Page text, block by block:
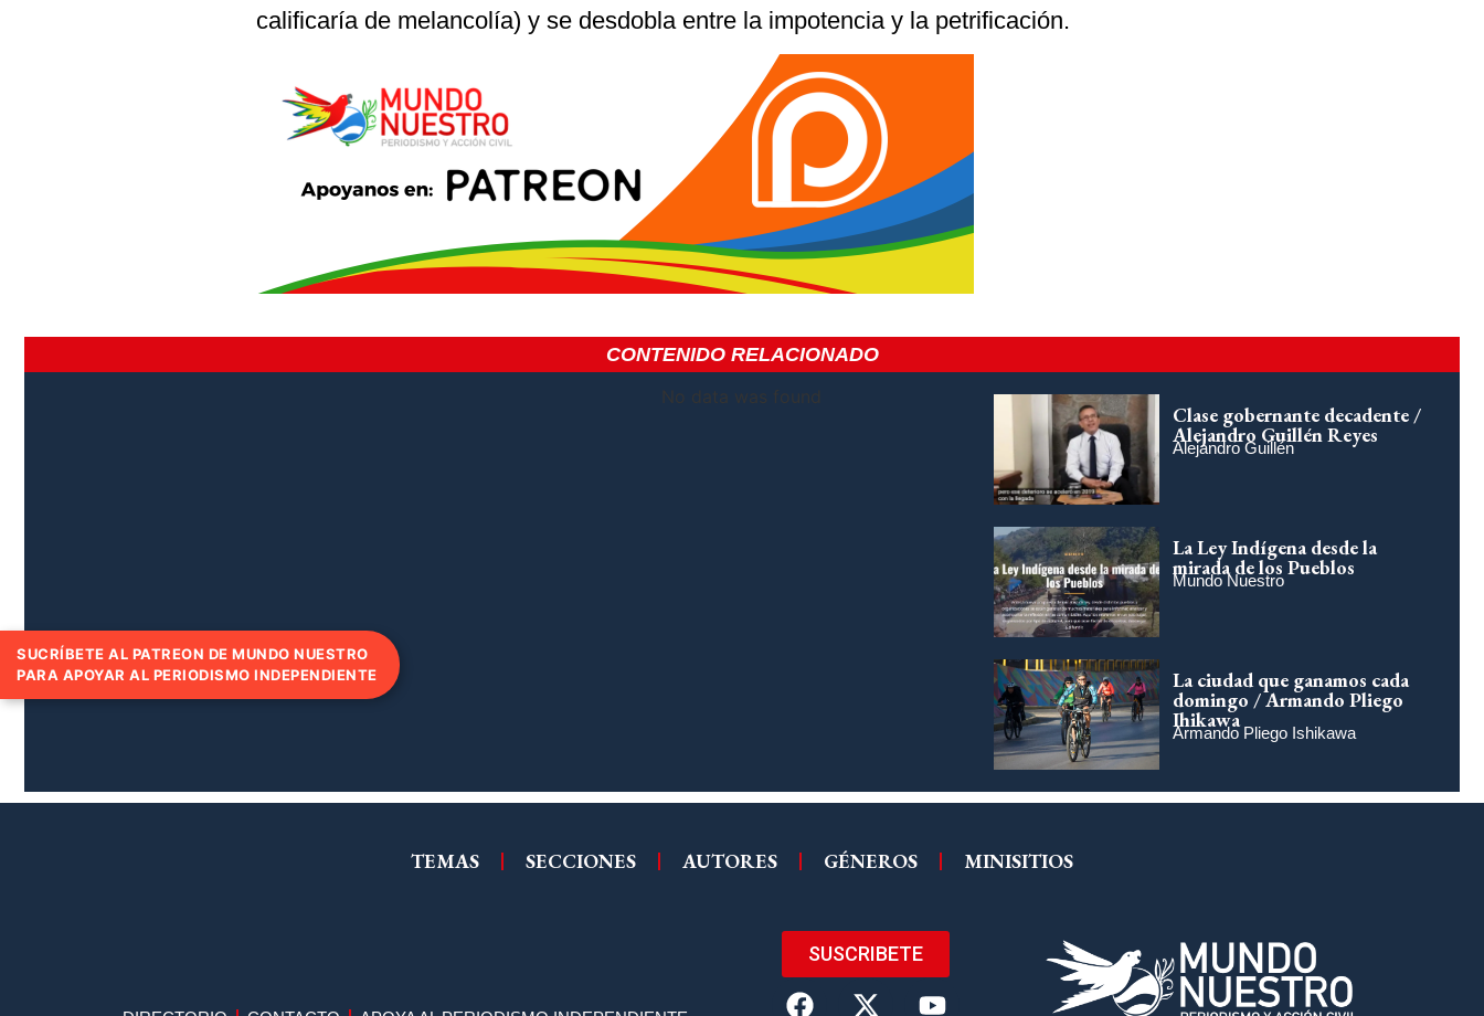
calificaría de melancolía) y se desdobla entre la impotencia y la petrificación.
CONTENIDO RELACIONADO
No data was found
Clase gobernante decadente /
Alejandro Guillén Reyes
Alejandro Guillén
La Ley Indígena desde la
mirada de los Pueblos
Mundo Nuestro
La ciudad que ganamos cada
domingo / Armando Pliego
Ihikawa
Armando Pliego Ishikawa
TEMAS SECCIONES AUTORES GÉNEROS MINISITIOS
SUSCRIBETE
SUCRÍBETE AL PATREON DE MUNDO NUESTRO
PARA APOYAR AL PERIODISMO INDEPENDIENTE